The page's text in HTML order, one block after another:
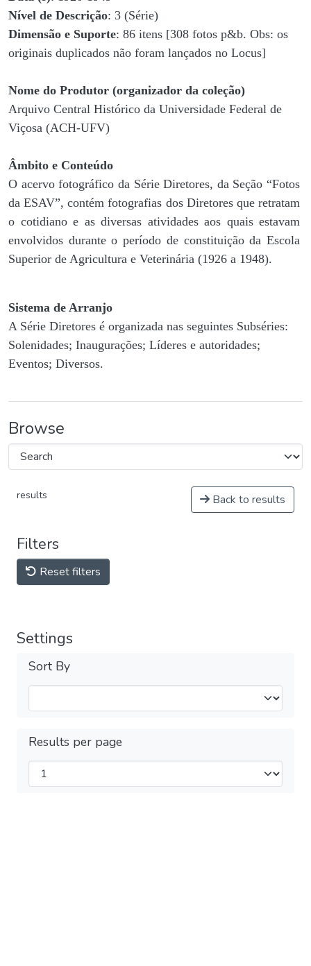
Nível de Descrição: 3 (Série)
Dimensão e Suporte: 86 itens [308 fotos p&b. Obs: os
originais duplicados não foram lançados no Locus]
Nome do Produtor (organizador da coleção)
Arquivo Central Histórico da Universidade Federal de
Viçosa (ACH-UFV)
Âmbito e Conteúdo
O acervo fotográfico da Série Diretores, da Seção “Fotos
da ESAV”, contém fotografias dos Diretores que retratam
o cotidiano e as diversas atividades aos quais estavam
envolvidos durante o período de constituição da Escola
Superior de Agricultura e Veterinária (1926 a 1948).
Sistema de Arranjo
A Série Diretores é organizada nas seguintes Subséries:
Solenidades; Inaugurações; Líderes e autoridades;
Eventos; Diversos.
Browse
results Back to results
Filters
Reset filters
Settings
Sort By
Results per page